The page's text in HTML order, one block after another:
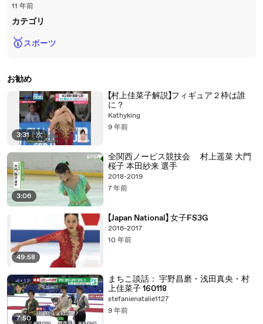
11 年前
カテゴリ
🥇スポーツ
お勧め
3:31 | 次
【村上佳菜子解説】フィギュア２枠は誰
に？
Kathyking
9 年前
3:06
全関西ノービス競技会 村上遥菜 大門
桜子 本田紗来 選手
2018-2019
7 年前
49:58
【Japan National】 女子FS3G
2016-2017
10 年前
7:50
まちこ談話： 宇野昌磨・浅田真央・村
上佳菜子 160118
stefanienatalie1127
9 年前